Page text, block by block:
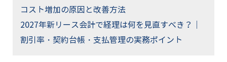
コスト増加の原因と改善方法
2027年新リース会計で経理は何を見直すべき？｜
割引率・契約台帳・支払管理の実務ポイント